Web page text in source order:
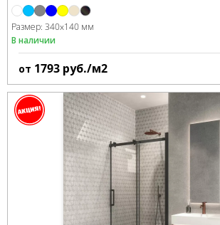
Размер: 340x140 мм
В наличии
от 1793 руб./м2